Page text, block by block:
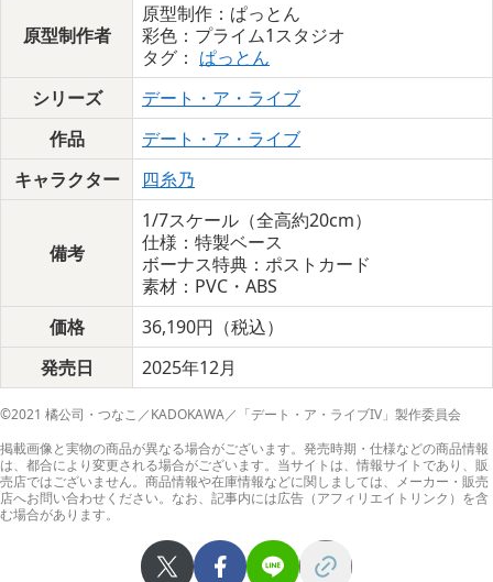
原型制作者
原型制作：ぱっとん
彩色：プライム1スタジオ
タグ： ぱっとん
シリーズ
デート・ア・ライブ
作品
デート・ア・ライブ
キャラクター
四糸乃
備考
1/7スケール（全高約20cm）
仕様：特製ベース
ボーナス特典：ポストカード
素材：PVC・ABS
価格
36,190円（税込）
発売日
2025年12月
©2021 橘公司・つなこ／KADOKAWA／「デート・ア・ライブIV」製作委員会
掲載画像と実物の商品が異なる場合がございます。発売時期・仕様などの商品情報
は、都合により変更される場合がございます。当サイトは、情報サイトであり、販
売店ではございません。商品情報や在庫情報などに関しましては、メーカー・販売
店へお問い合わせください。なお、記事内には広告（アフィリエイトリンク）を含
む場合があります。